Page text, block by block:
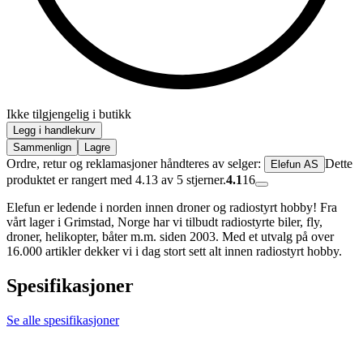
Ikke tilgjengelig i butikk
Legg i handlekurv
Sammenlign
Lagre
Ordre, retur og reklamasjoner håndteres av selger: Elefun AS Dette
produktet er rangert med 4.13 av 5 stjerner.4.116
Elefun er ledende i norden innen droner og radiostyrt hobby! Fra
vårt lager i Grimstad, Norge har vi tilbudt radiostyrte biler, fly,
droner, helikopter, båter m.m. siden 2003. Med et utvalg på over
16.000 artikler dekker vi i dag stort sett alt innen radiostyrt hobby.
Spesifikasjoner
Se alle spesifikasjoner